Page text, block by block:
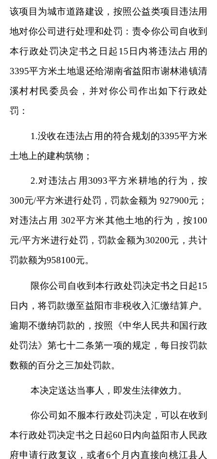
该项目为城市道路建设，按照公益类项目违法用
地对你公司进行处理和处罚：责令你公司自收到
本行政处罚决定书之日起 15 日内将违法占用的
3395平方米土地退还给湖南省益阳市谢林港镇清
溪村村民委员会，并对你公司作出如下行政处
罚：
1.没收在违法占用的符合规划的3395平方米
土地上的建构筑物；
2.对违法占用 3093平方米耕地的行为，按
300元/平方米进行处罚，罚款金额为 927900元；
对违法占用 302平方米其他土地的行为，按100
元/平方米进行处罚，罚款金额为30200元，共计
罚款额为958100元。
限你公司自收到本行政处罚决定书之日起15
日内，将罚款缴至益阳市非税收入汇缴结算户。
逾期不缴纳罚款的，按照《中华人民共和国行政
处罚法》第七十二条第一项的规定，每日按罚款
数额的百分之三加处罚款。
本决定送达当事人，即发生法律效力。
你公司如不服本行政处罚决定，可以在收到
本行政处罚决定书之日起60 日内向益阳市人民政
府申请行政复议，或者6个月内直接向桃江县人